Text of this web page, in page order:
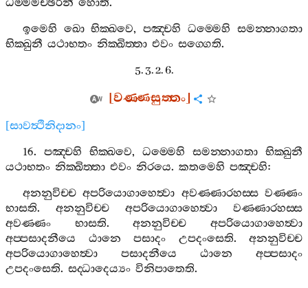
ධම‍්මමච‍්ඡරිනී හොති.
ඉමෙහි ඛො භික‍්ඛවෙ,පඤ‍්චහි ධම‍්මෙහි සමන‍්නාගතා
භික‍්ඛුනී යථාභතං නික‍්ඛිත‍්තා එවං සග‍්ගෙති.
5. 3. 2. 6.
[වණ‍්ණසුත‍්තං]
[සාවත්‍ථිනිදානං]
16. පඤ‍්චහි භික‍්ඛවෙ, ධම‍්මෙහි සමන‍්නාගතා භික‍්ඛුනී
යථාභතං නික‍්ඛිත‍්තා එවං නිරයෙ. කතමෙහි පඤ‍්චහි:
අනනුවිච‍්ච අපරියොගාහෙත්‍වා අවණ‍්ණාරහස‍්ස වණ‍්ණං
භාසති. අනනුවිච‍්ච අපරියොගාහෙත්‍වා
වණ‍්ණාරහස‍්ස
අවණ‍්ණං
භාසති.අනනුවිච‍්ච
අපරියොගාහෙත්‍වා
අප‍්පසාදනීයෙ
ඨානෙ පසාදං උපදංසෙති. අනනුවිච‍්ච
අපරියොගාහෙත්‍වා
පසාදනීයෙ ඨානෙ
අප‍්පසාදං
උපදංසෙති. සද‍්ධාදෙය්‍යං විනිපාතෙති.